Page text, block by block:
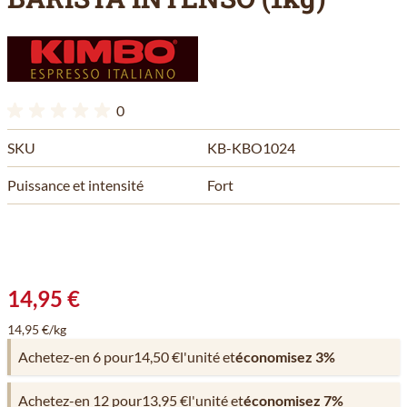
0
SKU KB-KBO1024
Puissance et intensité Fort
14,95 €
14,95 €/kg
Achetez-en 6 pour14,50 €l'unité etéconomisez 3%
Achetez-en 12 pour13,95 €l'unité etéconomisez 7%